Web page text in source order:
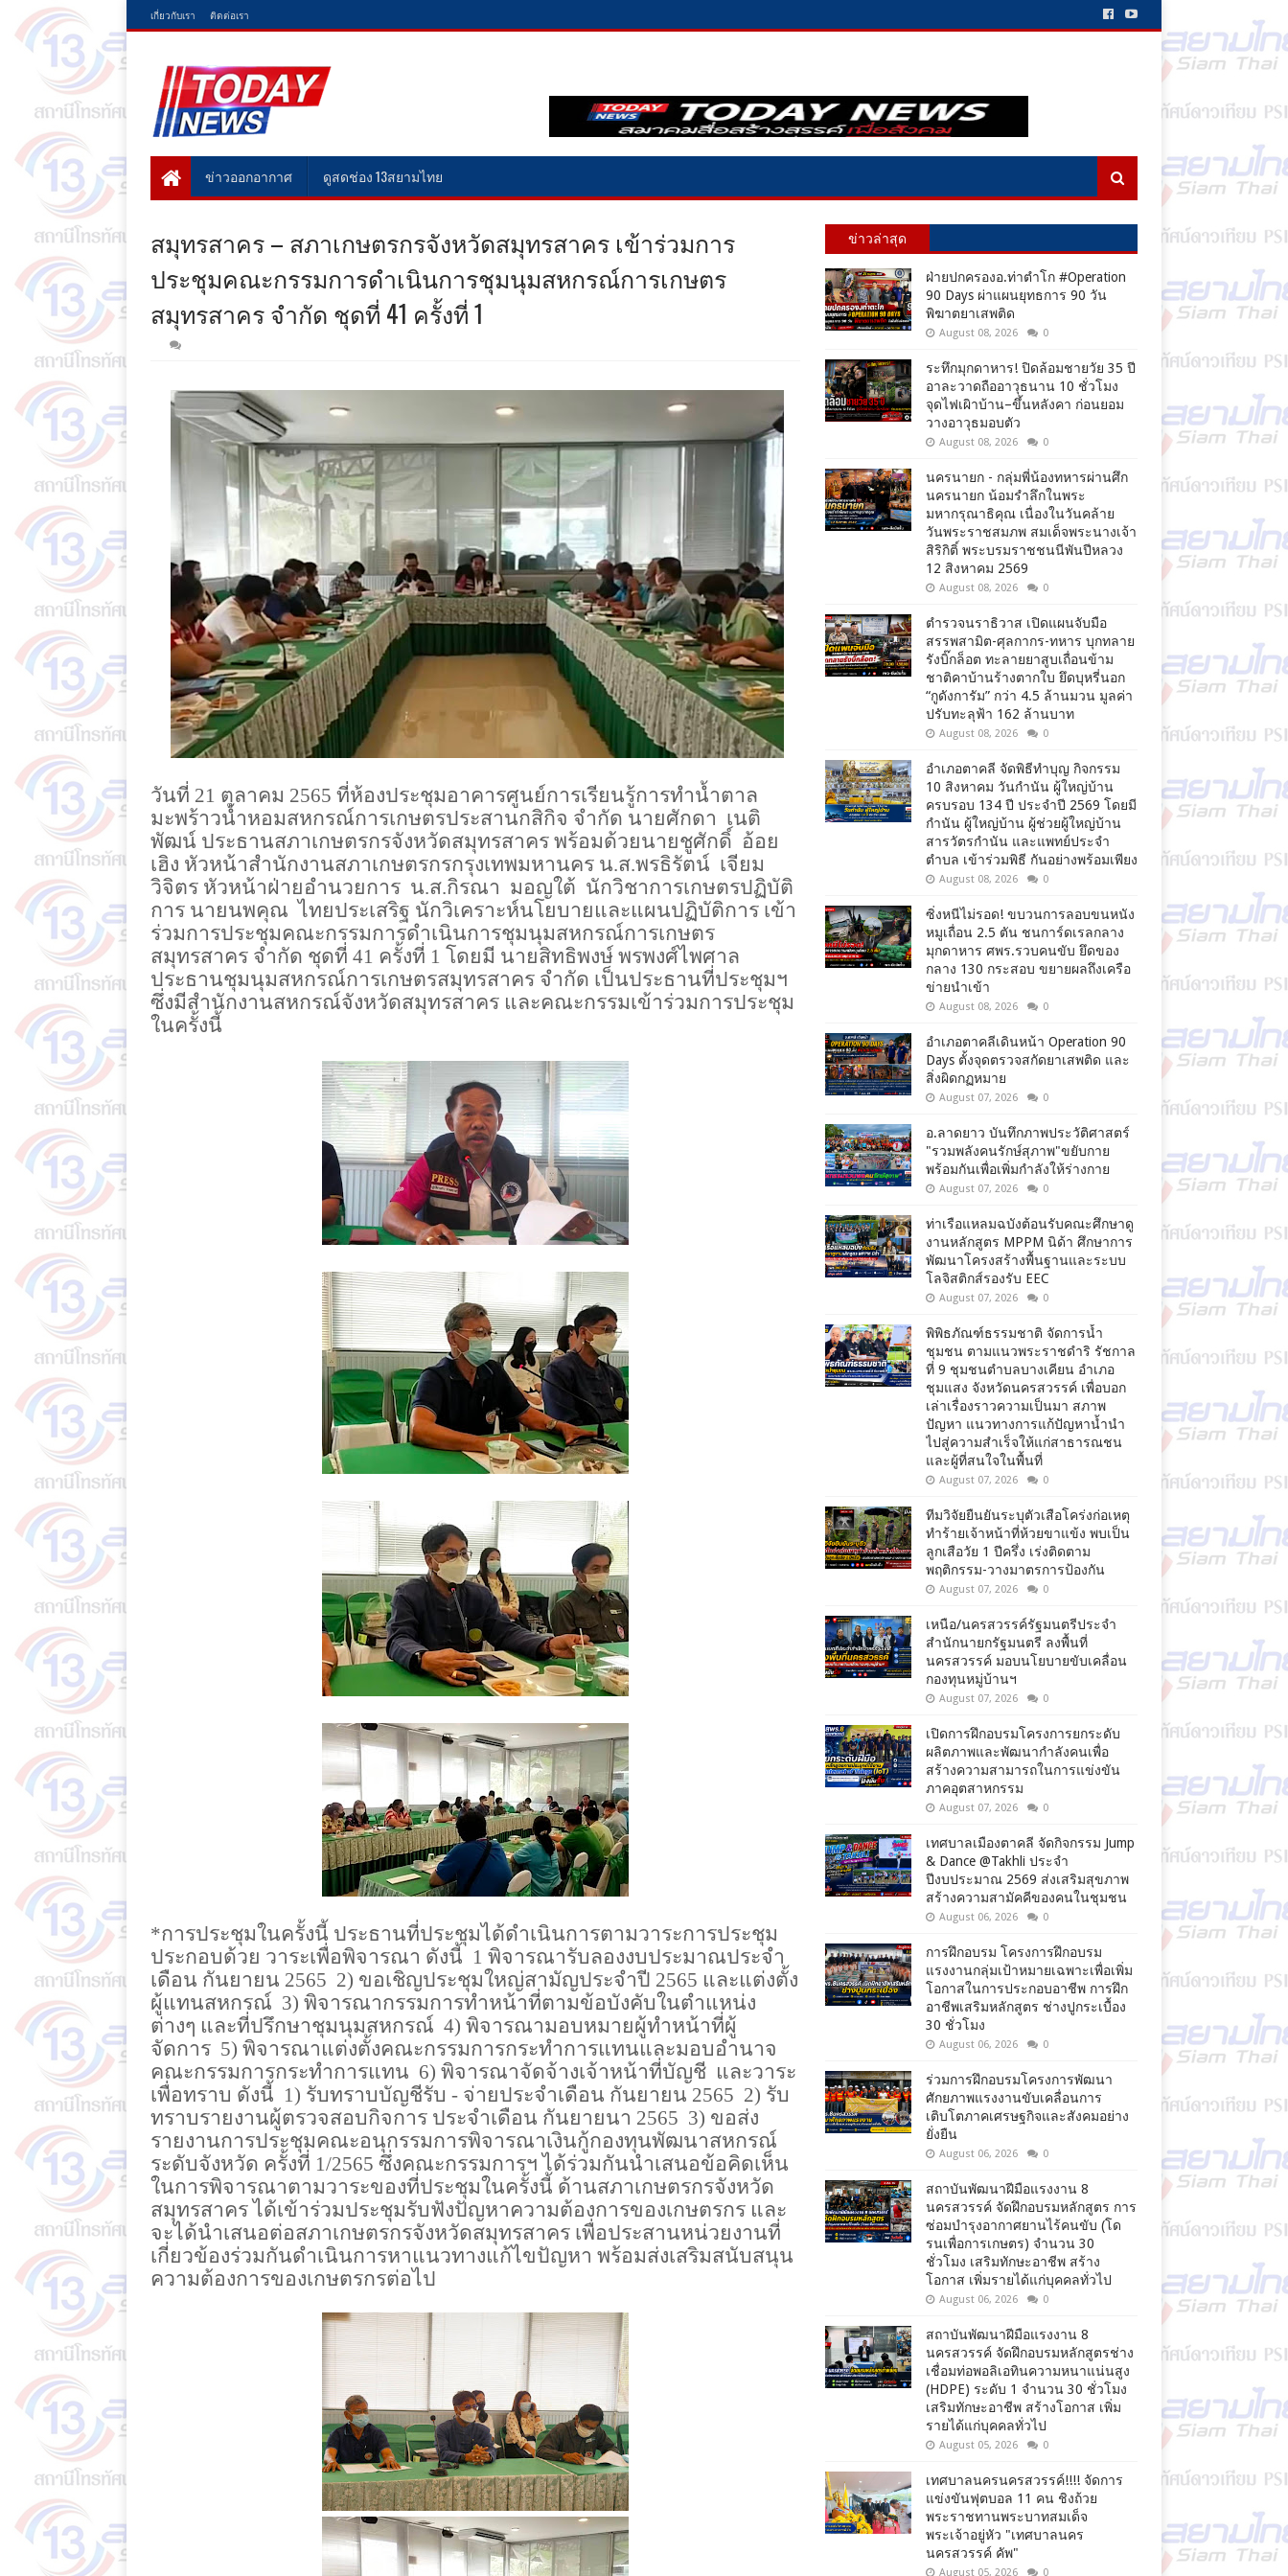
เกี่ยวกับเรา ติดต่อเรา
ข่าวออกอากาศ ดูสดช่อง 13สยามไทย
สมุทรสาคร – สภาเกษตรกรจังหวัดสมุทรสาคร เข้าร่วมการ
ประชุมคณะกรรมการดำเนินการชุมนุมสหกรณ์การเกษตร
สมุทรสาคร จำกัด ชุดที่ 41 ครั้งที่ 1
วันที่ 21 ตุลาคม 2565 ที่ห้องประชุมอาคารศูนย์การเรียนรู้การทำน้ำตาล
มะพร้าวน้ำหอมสหกรณ์การเกษตรประสานกสิกิจ จำกัด นายศักดา เนติ
พัฒน์ ประธานสภาเกษตรกรจังหวัดสมุทรสาคร พร้อมด้วยนายชูศักดิ์ อ้อย
เฮิง หัวหน้าสำนักงานสภาเกษตรกรกรุงเทพมหานคร น.ส.พรธิรัตน์ เจียม
วิจิตร หัวหน้าฝ่ายอำนวยการ น.ส.กิรณา มอญใต้ นักวิชาการเกษตรปฏิบัติ
การ นายนพคุณ ไทยประเสริฐ นักวิเคราะห์นโยบายและแผนปฏิบัติการ เข้า
ร่วมการประชุมคณะกรรมการดำเนินการชุมนุมสหกรณ์การเกษตร
สมุทรสาคร จำกัด ชุดที่ 41 ครั้งที่ 1 โดยมี นายสิทธิพงษ์ พรพงศ์ไพศาล
ประธานชุมนุมสหกรณ์การเกษตรสมุทรสาคร จำกัด เป็นประธานที่ประชุมฯ
ซึ่งมีสำนักงานสหกรณ์จังหวัดสมุทรสาคร และคณะกรรมเข้าร่วมการประชุม
ในครั้งนี้
*การประชุมในครั้งนี้ ประธานที่ประชุมได้ดำเนินการตามวาระการประชุม
ประกอบด้วย วาระเพื่อพิจารณา ดังนี้ 1 พิจารณารับลองงบประมาณประจำ
เดือน กันยายน 2565 2) ขอเชิญประชุมใหญ่สามัญประจำปี 2565 และแต่งตั้ง
ผู้แทนสหกรณ์ 3) พิจารณากรรมการทำหน้าที่ตามข้อบังคับในตำแหน่ง
ต่างๆ และที่ปรึกษาชุมนุมสหกรณ์ 4) พิจารณามอบหมายผู้ทำหน้าที่ผู้
จัดการ 5) พิจารณาแต่งตั้งคณะกรรมการกระทำการแทนและมอบอำนาจ
คณะกรรมการกระทำการแทน 6) พิจารณาจัดจ้างเจ้าหน้าที่บัญชี และวาระ
เพื่อทราบ ดังนี้ 1) รับทราบบัญชีรับ - จ่ายประจำเดือน กันยายน 2565 2) รับ
ทราบรายงานผู้ตรวจสอบกิจการ ประจำเดือน กันยายนา 2565 3) ขอส่ง
รายงานการประชุมคณะอนุกรรมการพิจารณาเงินกู้กองทุนพัฒนาสหกรณ์
ระดับจังหวัด ครั้งที่ 1/2565 ซึ่งคณะกรรมการฯ ได้ร่วมกันนำเสนอข้อคิดเห็น
ในการพิจารณาตามวาระของที่ประชุมในครั้งนี้ ด้านสภาเกษตรกรจังหวัด
สมุทรสาคร ได้เข้าร่วมประชุมรับฟังปัญหาความต้องการของเกษตรกร และ
จะได้นำเสนอต่อสภาเกษตรกรจังหวัดสมุทรสาคร เพื่อประสานหน่วยงานที่
เกี่ยวข้องร่วมกันดำเนินการหาแนวทางแก้ไขปัญหา พร้อมส่งเสริมสนับสนุน
ความต้องการของเกษตรกรต่อไป
ข่าวล่าสุด
ฝ่ายปกครองอ.ท่าตำโก #Operation
90 Days ผ่าแผนยุทธการ 90 วัน
พิฆาตยาเสพติด
August 08, 2026 0
ระทึกมุกดาหาร! ปิดล้อมชายวัย 35 ปี
อาละวาดถืออาวุธนาน 10 ชั่วโมง
จุดไฟเผิาบ้าน–ขึ้นหลังคา ก่อนยอม
วางอาวุธมอบตัว
August 08, 2026 0
นครนายก - กลุ่มพี่น้องทหารผ่านศึก
นครนายก น้อมรำลึกในพระ
มหากรุณาธิคุณ เนื่องในวันคล้าย
วันพระราชสมภพ สมเด็จพระนางเจ้า
สิริกิติ์ พระบรมราชชนนีพันปีหลวง
12 สิงหาคม 2569
August 08, 2026 0
ตำรวจนราธิวาส เปิดแผนจับมือ
สรรพสามิต-ศุลกากร-ทหาร บุกทลาย
รังบิ๊กล็อต ทะลายยาสูบเถื่อนข้าม
ชาติคาบ้านร้างตากใบ ยึดบุหรี่นอก
“กูดังการัม” กว่า 4.5 ล้านมวน มูลค่า
ปรับทะลุฟ้า 162 ล้านบาท
August 08, 2026 0
อำเภอตาคลี จัดพิธีทำบุญ กิจกรรม
10 สิงหาคม วันกำนัน ผู้ใหญ่บ้าน
ครบรอบ 134 ปี ประจำปี 2569 โดยมี
กำนัน ผู้ใหญ่บ้าน ผู้ช่วยผู้ใหญ่บ้าน
สารวัตรกำนัน และแพทย์ประจำ
ตำบล เข้าร่วมพิธี กันอย่างพร้อมเพียง
August 08, 2026 0
ซิ่งหนีไม่รอด! ขบวนการลอบขนหนัง
หมูเถื่อน 2.5 ตัน ชนการ์ดเรลกลาง
มุกดาหาร ศพร.รวบคนขับ ยึดของ
กลาง 130 กระสอบ ขยายผลถึงเครือ
ข่ายนำเข้า
August 08, 2026 0
อำเภอตาคลีเดินหน้า Operation 90
Days ตั้งจุดตรวจสกัดยาเสพติด และ
สิ่งผิดกฏหมาย
August 07, 2026 0
อ.ลาดยาว บันทึกภาพประวัติศาสตร์
"รวมพลังคนรักษ์สุภาพ"ขยับกาย
พร้อมกันเพื่อเพิ่มกำลังให้ร่างกาย
August 07, 2026 0
ท่าเรือแหลมฉบังต้อนรับคณะศึกษาดู
งานหลักสูตร MPPM นิด้า ศึกษาการ
พัฒนาโครงสร้างพื้นฐานและระบบ
โลจิสติกส์รองรับ EEC
August 07, 2026 0
พิพิธภัณฑ์ธรรมชาติ จัดการน้ำ
ชุมชน ตามแนวพระราชดำริ รัชกาล
ที่ 9 ชุมชนตำบลบางเคียน อำเภอ
ชุมแสง จังหวัดนครสวรรค์ เพื่อบอก
เล่าเรื่องราวความเป็นมา สภาพ
ปัญหา แนวทางการแก้ปัญหาน้ำนำ
ไปสู่ความสำเร็จให้แก่สาธารณชน
และผู้ที่สนใจในพื้นที่
August 07, 2026 0
ทีมวิจัยยืนยันระบุตัวเสือโคร่งก่อเหตุ
ทำร้ายเจ้าหน้าที่ห้วยขาแข้ง พบเป็น
ลูกเสือวัย 1 ปีครึ่ง เร่งติดตาม
พฤติกรรม-วางมาตรการป้องกัน
August 07, 2026 0
เหนือ/นครสวรรค์รัฐมนตรีประจำ
สำนักนายกรัฐมนตรี ลงพื้นที่
นครสวรรค์ มอบนโยบายขับเคลื่อน
กองทุนหมู่บ้านฯ
August 07, 2026 0
เปิดการฝึกอบรมโครงการยกระดับ
ผลิตภาพและพัฒนากำลังคนเพื่อ
สร้างความสามารถในการแข่งขัน
ภาคอุตสาหกรรม
August 07, 2026 0
เทศบาลเมืองตาคลี จัดกิจกรรม Jump
& Dance @Takhli ประจำ
ปีงบประมาณ 2569 ส่งเสริมสุขภาพ
สร้างความสามัคคีของคนในชุมชน
August 06, 2026 0
การฝึกอบรม โครงการฝึกอบรม
แรงงานกลุ่มเป้าหมายเฉพาะเพื่อเพิ่ม
โอกาสในการประกอบอาชีพ การฝึก
อาชีพเสริมหลักสูตร ช่างปูกระเบื้อง
30 ชั่วโมง
August 06, 2026 0
ร่วมการฝึกอบรมโครงการพัฒนา
ศักยภาพแรงงานขับเคลื่อนการ
เติบโตภาคเศรษฐกิจและสังคมอย่าง
ยั่งยืน
August 06, 2026 0
สถาบันพัฒนาฝีมือแรงงาน 8
นครสวรรค์ จัดฝึกอบรมหลักสูตร การ
ซ่อมบำรุงอากาศยานไร้คนขับ (โด
รนเพื่อการเกษตร) จำนวน 30
ชั่วโมง เสริมทักษะอาชีพ สร้าง
โอกาส เพิ่มรายได้แก่บุคคลทั่วไป
August 06, 2026 0
สถาบันพัฒนาฝีมือแรงงาน 8
นครสวรรค์ จัดฝึกอบรมหลักสูตรช่าง
เชื่อมท่อพอลิเอทินความหนาแน่นสูง
(HDPE) ระดับ 1 จำนวน 30 ชั่วโมง
เสริมทักษะอาชีพ สร้างโอกาส เพิ่ม
รายได้แก่บุคคลทั่วไป
August 05, 2026 0
เทศบาลนครนครสวรรค์!!!! จัดการ
แข่งขันฟุตบอล 11 คน ชิงถ้วย
พระราชทานพระบาทสมเด็จ
พระเจ้าอยู่หัว "เทศบาลนคร
นครสวรรค์ คัพ"
August 05, 2026 0